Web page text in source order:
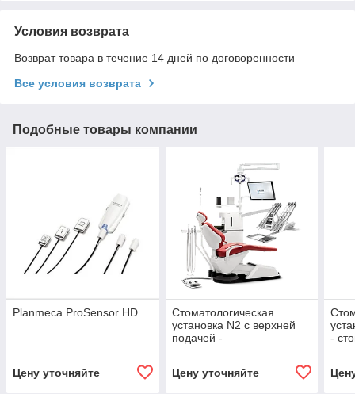
Условия возврата
Возврат товара в течение 14 дней по договоренности
Все условия возврата
Подобные товары компании
Planmeca ProSensor HD
Цену уточняйте
Стоматологическая
установка N2 с верхней
подачей -
оборудование Казахстан
Цену уточняйте
-